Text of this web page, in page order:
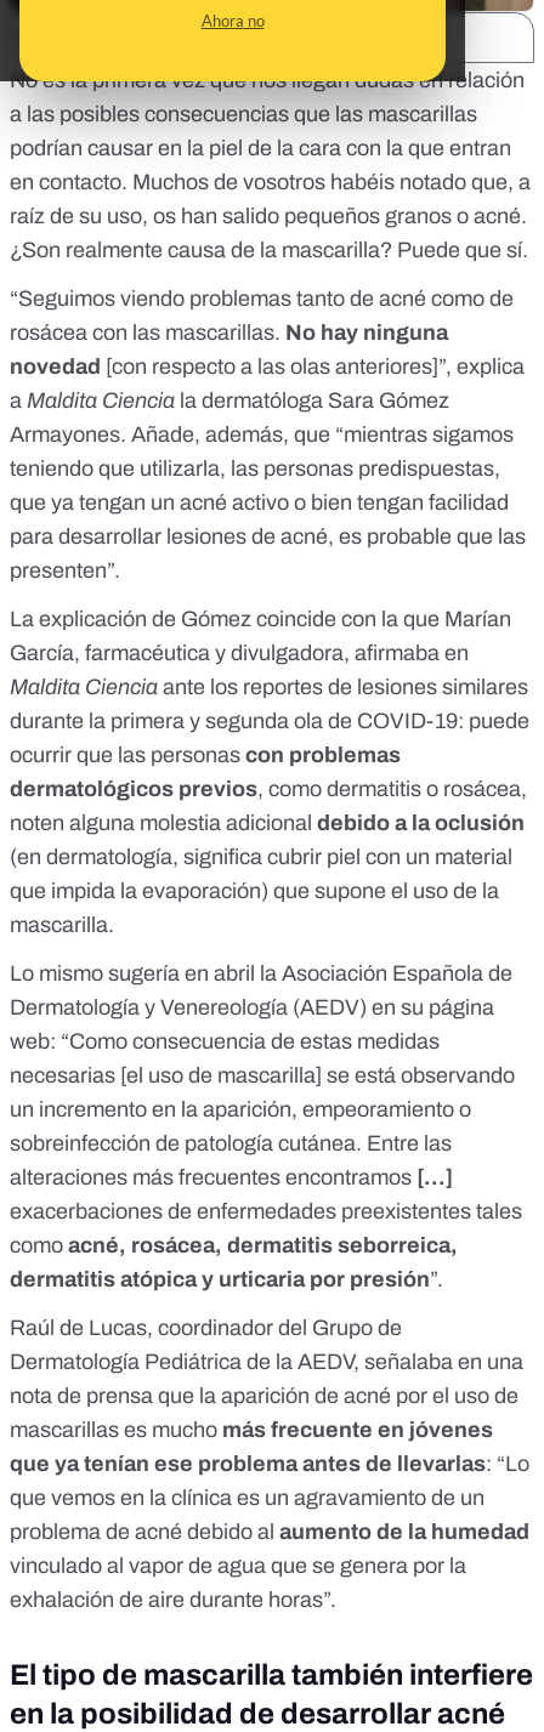
Ahora no
No es la primera vez que nos llegan dudas en relación
a las posibles consecuencias que las mascarillas
podrían causar en la piel de la cara con la que entran
en contacto. Muchos de vosotros habéis notado que, a
raíz de su uso, os han salido pequeños granos o acné.
¿Son realmente causa de la mascarilla? Puede que sí.
“Seguimos viendo problemas tanto de acné como de
rosácea con las mascarillas. No hay ninguna
novedad [con respecto a las olas anteriores]”, explica
a Maldita Ciencia la dermatóloga Sara Gómez
Armayones. Añade, además, que “mientras sigamos
teniendo que utilizarla, las personas predispuestas,
que ya tengan un acné activo o bien tengan facilidad
para desarrollar lesiones de acné, es probable que las
presenten”.
La explicación de Gómez coincide con la que Marían
García, farmacéutica y divulgadora, afirmaba en
Maldita Ciencia ante los reportes de lesiones similares
durante la primera y segunda ola de COVID-19: puede
ocurrir que las personas con problemas
dermatológicos previos, como dermatitis o rosácea,
noten alguna molestia adicional debido a la oclusión
(en dermatología, significa cubrir piel con un material
que impida la evaporación) que supone el uso de la
mascarilla.
Lo mismo sugería en abril
la Asociación Española de
Dermatología y Venereología (AEDV) en su página
web: “Como consecuencia de estas medidas
necesarias [el uso de mascarilla] se está observando
un incremento en la aparición, empeoramiento o
sobreinfección de patología cutánea. Entre las
alteraciones más frecuentes encontramos [...]
exacerbaciones de enfermedades preexistentes tales
como acné, rosácea, dermatitis seborreica,
dermatitis atópica y urticaria por presión”.
Raúl de Lucas, coordinador del Grupo de
Dermatología Pediátrica de la AEDV, señalaba en una
nota de prensa que la aparición de acné por el uso de
mascarillas es mucho más frecuente en jóvenes
que ya tenían ese problema antes de llevarlas: “Lo
que vemos en la clínica es un agravamiento de un
problema de acné debido al aumento de la humedad
vinculado al vapor de agua que se genera por la
exhalación de aire durante horas”.
El tipo de mascarilla también interfiere
en la posibilidad de desarrollar acné